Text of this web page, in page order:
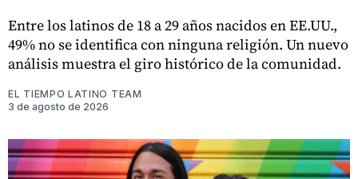
Entre los latinos de 18 a 29 años nacidos en EE.UU.,
49% no se identifica con ninguna religión. Un nuevo
análisis muestra el giro histórico de la comunidad.
EL TIEMPO LATINO TEAM
3 de agosto de 2026